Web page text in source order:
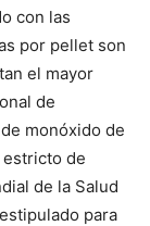
con las
por pellet son
el mayor
de
monóxido de
de
de la Salud
para